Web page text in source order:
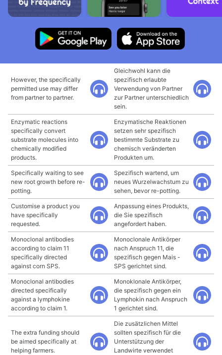
However, the specifically
permitted use may differ
from partner to partner.
Gleichwohl kann die
spezifisch erlaubte
Verwendung von Partner
zur Partner unterschiedlich
sein.
Enzymatic reactions
specifically convert
substrate molecules into
chemically modified
products.
Enzymatische Reaktionen
setzen sehr spezifisch
bestimmte Substrate zu
chemisch veränderten
Produkten um.
Specifically waiting to see
new root growth before re-
potting.
Spezifisch wartend, um
neues Wurzelwachstum zu
sehen, bevor re-potting.
Customise a product you
have specifically
requested.
Anpassung eines Produkts,
die Sie spezifisch
angefordert haben.
Monoclonal antibodies
according to claim 11
specifically directed
against corn SPS.
Monoclonale Antikörper
nach Anspruch 11, die
spezifisch gegen Mais -
SPS gerichtet sind.
Monoclonal antibodies
directed specifically
against a lymphokine
according to claim 1.
Monoklonale Antikörper,
die spezifisch gegen ein
Lymphokin nach Anspruch
1 gerichtet sind.
The extra funding should
be aimed specifically at
helping farmers.
Die zusätzlichen Mittel
sollten spezifisch für die
Unterstützung der
Landwirte verwendet